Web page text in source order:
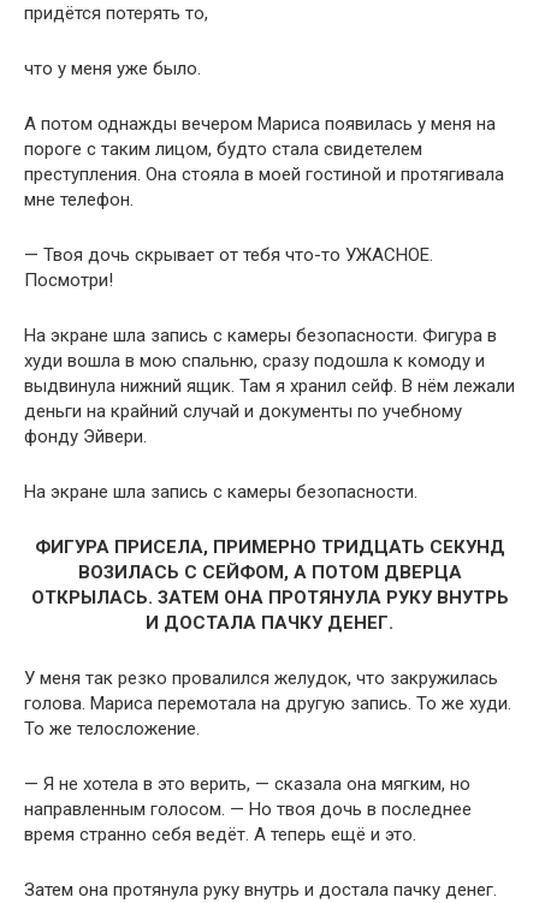
придётся потерять то,
что у меня уже было.
А потом однажды вечером Мариса появилась у меня на
пороге с таким лицом, будто стала свидетелем
преступления. Она стояла в моей гостиной и протягивала
мне телефон.
— Твоя дочь скрывает от тебя что-то УЖАСНОЕ.
Посмотри!
На экране шла запись с камеры безопасности. Фигура в
худи вошла в мою спальню, сразу подошла к комоду и
выдвинула нижний ящик. Там я хранил сейф. В нём лежали
деньги на крайний случай и документы по учебному
фонду Эйвери.
На экране шла запись с камеры безопасности.
ФИГУРА ПРИСЕЛА, ПРИМЕРНО ТРИДЦАТЬ СЕКУНД
ВОЗИЛАСЬ С СЕЙФОМ, А ПОТОМ ДВЕРЦА
ОТКРЫЛАСЬ. ЗАТЕМ ОНА ПРОТЯНУЛА РУКУ ВНУТРЬ
И ДОСТАЛА ПАЧКУ ДЕНЕГ.
У меня так резко провалился желудок, что закружилась
голова. Мариса перемотала на другую запись. То же худи.
То же телосложение.
— Я не хотела в это верить, — сказала она мягким, но
направленным голосом. — Но твоя дочь в последнее
время странно себя ведёт. А теперь ещё и это.
Затем она протянула руку внутрь и достала пачку денег.